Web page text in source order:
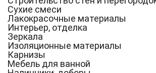
Сухие смеси
Лакокрасочные материалы
Интерьер, отделка
Зеркала
Изоляционные материалы
Карнизы
Мебель для ванной